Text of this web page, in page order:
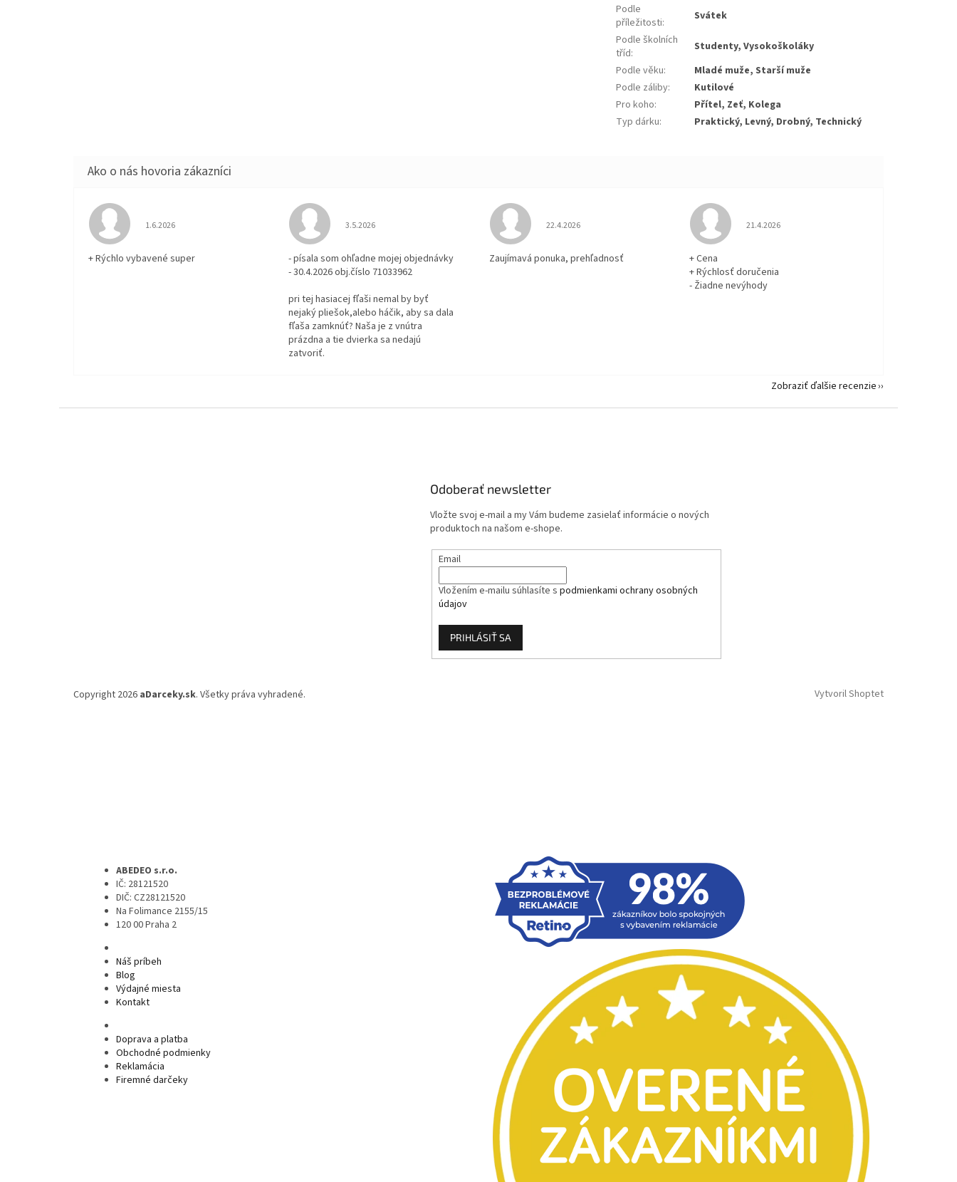
Podle
příležitosti:
Svátek
Podle školních
tříd:
Studenty, Vysokoškoláky
Podle věku:
Mladé muže, Starší muže
Podle záliby:
Kutilové
Pro koho:
Přítel, Zeť, Kolega
Typ dárku: Praktický, Levný, Drobný, Technický
Hodnotenie obchodu je 5 z 5 hviezdičiek.
1.6.2026
+ Rýchlo vybavené super
Hodnotenie obchodu je 3 z 5 hviezdičiek.
3.5.2026
- písala som ohľadne mojej objednávky
- 30.4.2026 obj.číslo 71033962
pri tej hasiacej fľaši nemal by byť
nejaký pliešok,alebo háčik, aby sa dala
fľaša zamknúť? Naša je z vnútra
prázdna a tie dvierka sa nedajú
zatvoriť.
Hodnotenie obchodu je 5 z 5 hviezdičiek.
22.4.2026
Zaujímavá ponuka, prehľadnosť
Hodnotenie obchodu je 5 z 5 hviezdičiek.
21.4.2026
+ Cena
+ Rýchlosť doručenia
- Žiadne nevýhody
Zobraziť ďalšie recenzie
Odoberať newsletter
Vložte svoj e-mail a my Vám budeme zasielať informácie o nových
produktoch na našom e-shope.
Email
Vložením e-mailu súhlasíte s podmienkami ochrany osobných
údajov
PRIHLÁSIŤ SA
Vytvoril Shoptet
Copyright 2026 aDarceky.sk. Všetky práva vyhradené.
ABEDEO s.r.o.
IČ: 28121520
DIČ: CZ28121520
Na Folimance 2155/15
120 00 Praha 2
Náš príbeh
Blog
Výdajné miesta
Kontakt
Doprava a platba
Obchodné podmienky
Reklamácia
Firemné darčeky